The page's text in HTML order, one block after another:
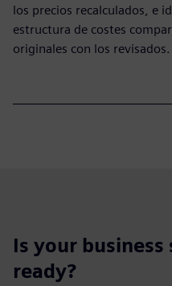
los precios recalculados, e
estructura de costes
originales con los revisados.
Is your
ready?